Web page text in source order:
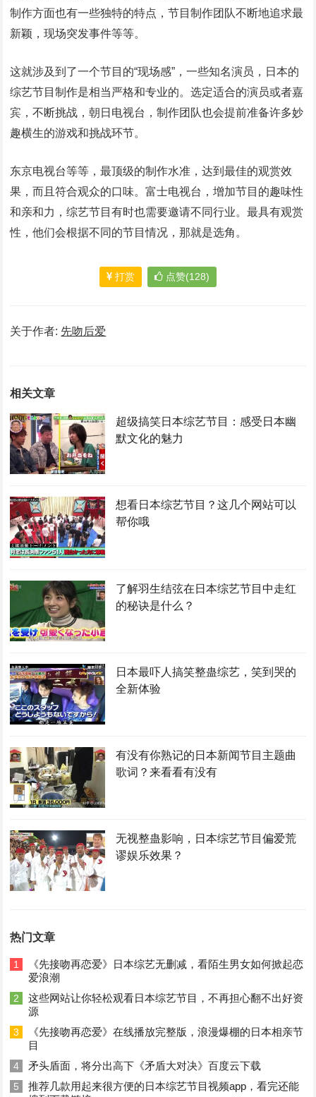
制作方面也有一些独特的特点，节目制作团队不断地追求最
新颖，现场突发事件等等。
这就涉及到了一个节目的“现场感”，一些知名演员，日本的
综艺节目制作是相当严格和专业的。选定适合的演员或者嘉
宾，不断挑战，朝日电视台，制作团队也会提前准备许多妙
趣横生的游戏和挑战环节。
东京电视台等等，最顶级的制作水准，达到最佳的观赏效
果，而且符合观众的口味。富士电视台，增加节目的趣味性
和亲和力，综艺节目有时也需要邀请不同行业。最具有观赏
性，他们会根据不同的节目情况，那就是选角。
打赏 点赞(128)
关于作者: 先吻后爱
相关文章
超级搞笑日本综艺节目：感受日本幽
默文化的魅力
想看日本综艺节目？这几个网站可以
帮你哦
了解羽生结弦在日本综艺节目中走红
的秘诀是什么？
日本最吓人搞笑整蛊综艺，笑到哭的
全新体验
有没有你熟记的日本新闻节目主题曲
歌词？来看看有没有
无视整蛊影响，日本综艺节目偏爱荒
谬娱乐效果？
热门文章
1
《先接吻再恋爱》日本综艺无删减，看陌生男女如何掀起恋
爱浪潮
2
这些网站让你轻松观看日本综艺节目，不再担心翻不出好资
源
3
《先接吻再恋爱》在线播放完整版，浪漫爆棚的日本相亲节
目
4 矛头盾面，将分出高下《矛盾大对决》百度云下载
5
推荐几款用起来很方便的日本综艺节目视频app，看完还能